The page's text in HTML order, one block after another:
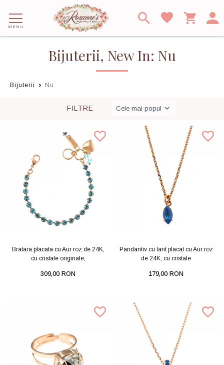
MENU
Bijuterii, New In: Nu
Bijuterii Nu
FILTRE
Bratara placata cu Aur roz de 24K,
cu cristale originale,
309,00 RON
Pandantiv cu lant placat cu Aur roz
de 24K, cu cristale
179,00 RON